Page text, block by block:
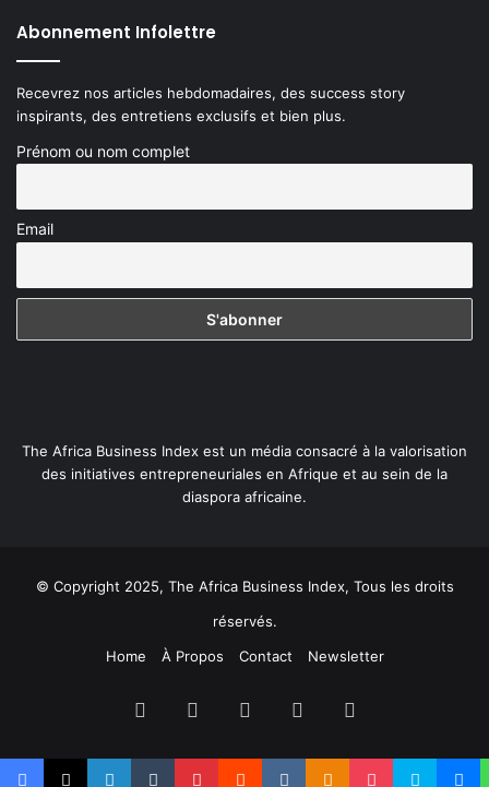
Abonnement Infolettre
Recevrez nos articles hebdomadaires, des success story
inspirants, des entretiens exclusifs et bien plus.
Prénom ou nom complet
Email
The Africa Business Index est un média consacré à la valorisation
des initiatives entrepreneuriales en Afrique et au sein de la
diaspora africaine.
© Copyright 2025, The Africa Business Index, Tous les droits
réservés.
Home
À Propos Contact Newsletter
Facebook LinkedinYouTube